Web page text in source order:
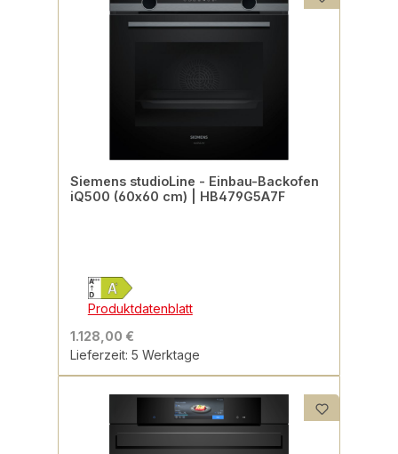
Siemens studioLine - Einbau-Backofen
iQ500 (60x60 cm) | HB479G5A7F
Produktdatenblatt
1.128,00 €
Lieferzeit: 5 Werktage